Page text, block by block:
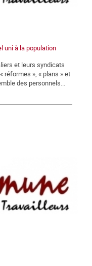
uni à la population
et leurs syndicats
réformes », « plans » et
des personnels...